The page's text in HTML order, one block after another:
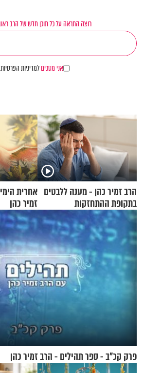
רוצה התראה על כל תוכן חדש של הרב
אני מסכיםלמדיניות הפרטיות
הרב זמיר כהן - מענה ללבטים
בתקופת ההתחזקות
אחרית
זמיר כהן
פרק קכ"ב - ספר תהילים - הרב זמיר כהן